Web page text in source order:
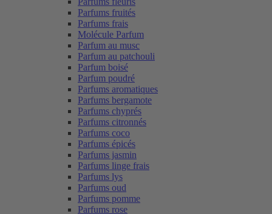
Parfums fruités
Parfums frais
Molécule Parfum
Parfum au musc
Parfum au patchouli
Parfum boisé
Parfum poudré
Parfums aromatiques
Parfums bergamote
Parfums chyprés
Parfums citronnés
Parfums coco
Parfums épicés
Parfums jasmin
Parfums linge frais
Parfums lys
Parfums oud
Parfums pomme
Parfums rose